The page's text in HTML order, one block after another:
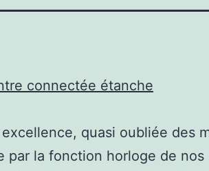
connectée étanche
quasi oubliée des
par la fonction horloge de nos